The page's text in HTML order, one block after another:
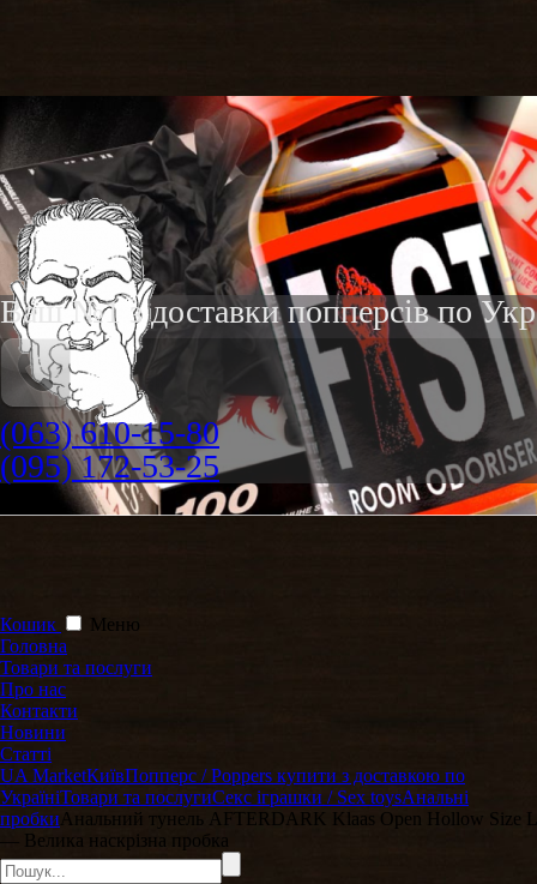
Ваш №1 з доставки попперсів по
(063) 610-15-80
(095) 172-53-25
Кошик
Меню
Головна
Товари та послуги
Про нас
Контакти
Новини
Статті
UA MarketКиївПопперс / Poppers купити з доставкою по
УкраїніТовари та послугиСекс іграшки / Sex toysАнальні
пробки Анальний тунель AFTERDARK Klaas Open Hollow Size L
— Велика наскрізна пробка